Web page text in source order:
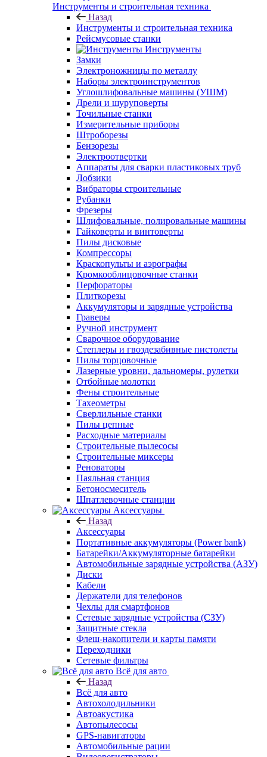
Инструменты и строительная техника
Назад
Инструменты и строительная техника
Рейсмусовые станки
Инструменты
Замки
Электроножницы по металлу
Наборы электроинструментов
Углошлифовальные машины (УШМ)
Дрели и шуруповерты
Точильные станки
Измерительные приборы
Штроборезы
Бензорезы
Электроотвертки
Аппараты для сварки пластиковых труб
Лобзики
Вибраторы строительные
Рубанки
Фрезеры
Шлифовальные, полировальные машины
Гайковерты и винтоверты
Пилы дисковые
Компрессоры
Краскопульты и аэрографы
Кромкооблицовочные станки
Перфораторы
Плиткорезы
Аккумуляторы и зарядные устройства
Граверы
Ручной инструмент
Сварочное оборудование
Степлеры и гвоздезабивные пистолеты
Пилы торцовочные
Лазерные уровни, дальномеры, рулетки
Отбойные молотки
Фены строительные
Тахеометры
Сверлильные станки
Пилы цепные
Расходные материалы
Строительные пылесосы
Строительные миксеры
Реноваторы
Паяльная станция
Бетоносмеситель
Шпатлевочные станции
Аксессуары
Назад
Аксессуары
Портативные аккумуляторы (Power bank)
Батарейки/Аккумуляторные батарейки
Автомобильные зарядные устройства (АЗУ)
Диски
Кабели
Держатели для телефонов
Чехлы для смартфонов
Сетевые зарядные устройства (СЗУ)
Защитные стекла
Флеш-накопители и карты памяти
Переходники
Сетевые фильтры
Всё для авто
Назад
Всё для авто
Автохолодильники
Автоакустика
Автопылесосы
GPS-навигаторы
Автомобильные рации